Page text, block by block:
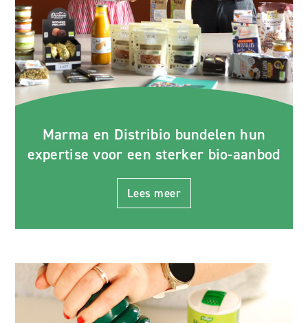
Marma en Distribio bundelen hun
expertise voor een sterker bio-aanbod
Lees meer